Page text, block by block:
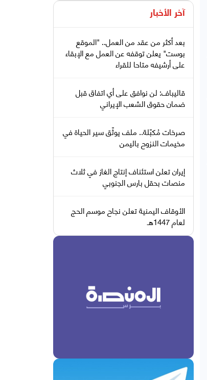
آخر الأخبار
بعد أكثر من عقد من العمل.. "الموقع
بوست" يعلن توقفه عن العمل مع الإبقاء
على أرشيفه متاحا للقراء
قاليباف: لن نوافق على أي اتفاق قبل
ضمان حقوق الشعب الإيراني
صرخات مُكبّلة.. ملف يوثّق سير الحياة في
مخيمات النزوح باليمن
إيران تعلن استئناف إنتاج الغاز في ثلاث
منصات بحقل بارس الجنوبي
الأوقاف اليمنية تعلن نجاح موسم الحج
لعام 1447هـ